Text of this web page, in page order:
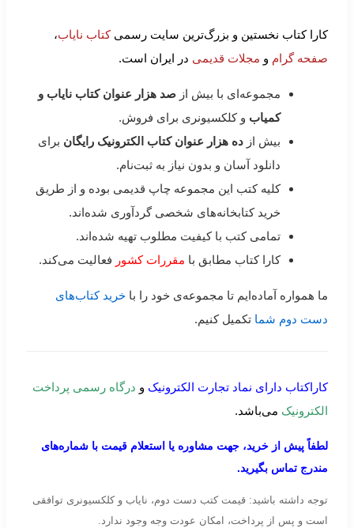
کارا کتاب نخستین و بزرگ‌ترین سایت رسمیکتاب نایاب،
صفحه گرام و مجلات قدیمی در ایران است.
مجموعه‌ای با بیش از صد هزار عنوان کتاب نایاب و
کمیاب و کلکسیونری برای فروش.
بیش از ده هزار عنوان کتاب الکترونیک رایگان برای
دانلود آسان و بدون نیاز به ثبت‌نام.
کلیه کتب این مجموعه چاپ قدیمی بوده و از طریق
خرید کتابخانه‌های شخصی گردآوری شده‌اند.
تمامی کتب با کیفیت مطلوب تهیه شده‌اند.
کارا کتاب مطابق با مقررات کشور فعالیت می‌کند.
ما همواره آماده‌ایم تا مجموعه‌ی خود را با خرید کتاب‌های
دست دوم شما تکمیل کنیم.
کاراکتاب دارای نماد تجارت الکترونیک و درگاه رسمی پرداخت
الکترونیک می‌باشد.
لطفاً پیش از خرید، جهت مشاوره یا استعلام قیمت با شماره‌های
مندرج تماس بگیرید.
توجه داشته باشید: قیمت کتب دست دوم، نایاب و کلکسیونری توافقی
است و پس از پرداخت، امکان عودت وجه وجود ندارد.